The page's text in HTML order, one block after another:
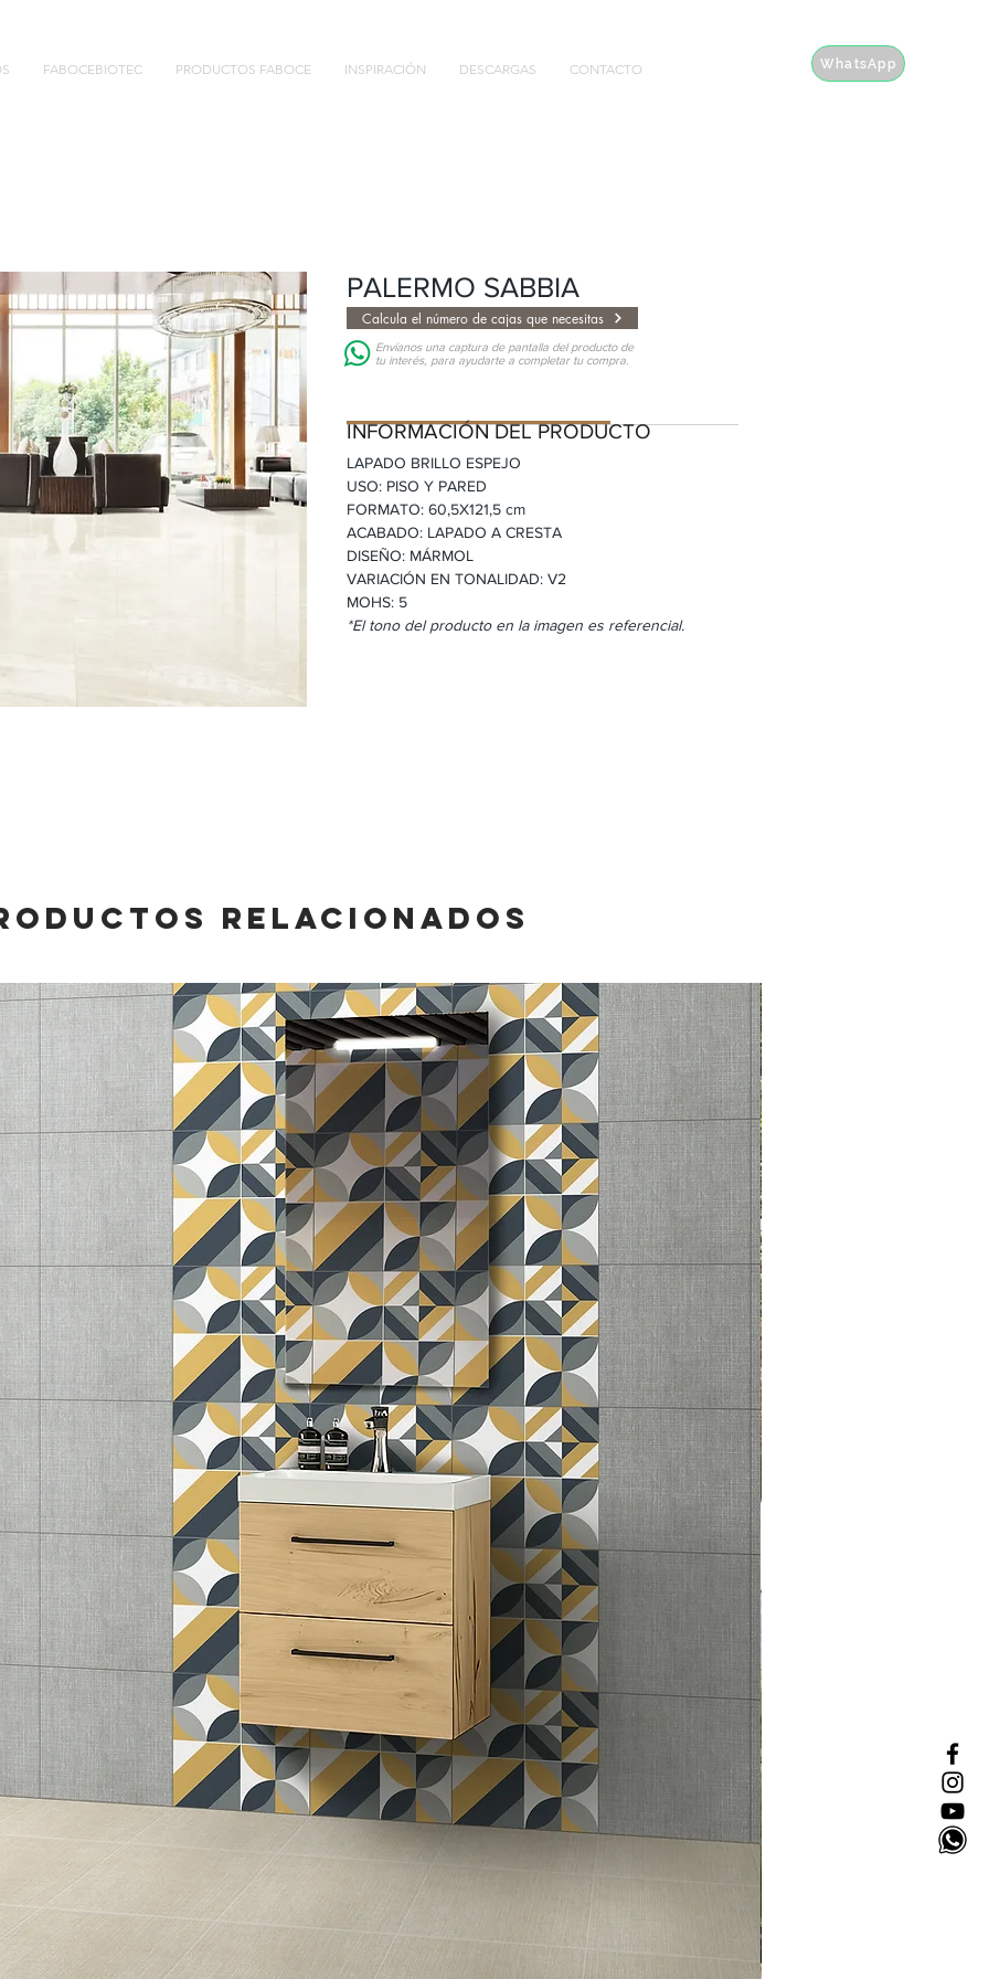
FABOCEBIOTEC PRODUCTOS FABOCE INSPIRACIÓN DESCARGAS CONTACTO WhatsApp
PALERMO SABBIA
LAPADO BRILLO ESPEJO
USO: PISO Y PARED
FORMATO: 60,5X121,5 cm
ACABADO: LAPADO A CRESTA
DISEÑO: MÁRMOL
VARIACIÓN EN TONALIDAD: V2
MOHS: 5
*El tono del producto en la imagen es referencial.
INFORMACIÓN DEL PRODUCTO
Calcula el número de cajas que necesitas
Envíanos una captura de pantalla del producto de
tu interés, para ayudarte a completar tu compra.
RELACIONADOS